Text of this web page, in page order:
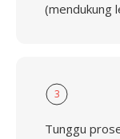
(mendukung
3
Tunggu